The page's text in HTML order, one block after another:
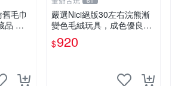
毛巾
品 老
式
嚴選Nici絕版30左右浣熊漸
變色毛絨玩具，成色優良伴
隨原廠牌標 浣熊 玩具 毛絨
$920